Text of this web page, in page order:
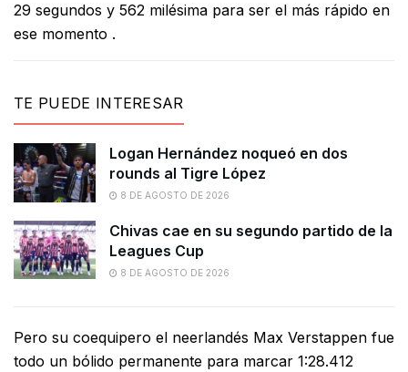
29 segundos y 562 milésima para ser el más rápido en
ese momento .
TE PUEDE INTERESAR
Logan Hernández noqueó en dos
rounds al Tigre López
8 DE AGOSTO DE 2026
Chivas cae en su segundo partido de la
Leagues Cup
8 DE AGOSTO DE 2026
Pero su coequipero el neerlandés Max Verstappen fue
todo un bólido permanente para marcar 1:28.412